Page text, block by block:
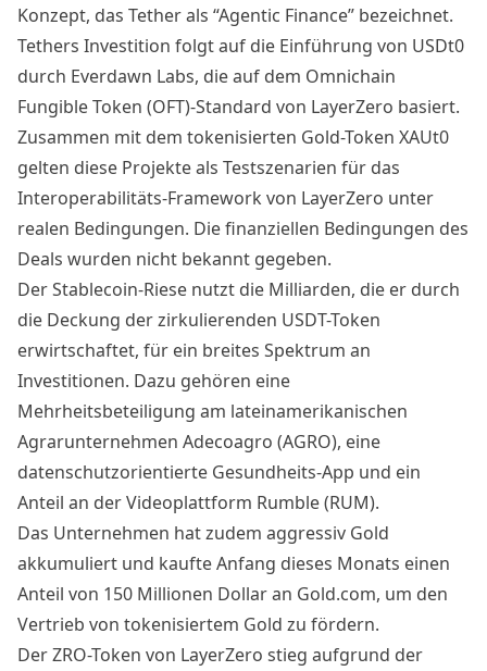
Konzept, das Tether als “Agentic Finance” bezeichnet.
Tethers Investition folgt auf die Einführung von USDt0
durch Everdawn Labs, die auf dem Omnichain
Fungible Token (OFT)-Standard von LayerZero basiert.
Zusammen mit dem tokenisierten Gold-Token XAUt0
gelten diese Projekte als Testszenarien für das
Interoperabilitäts-Framework von LayerZero unter
realen Bedingungen. Die finanziellen Bedingungen des
Deals wurden nicht bekannt gegeben.
Der Stablecoin-Riese nutzt die Milliarden, die er durch
die Deckung der zirkulierenden USDT-Token
erwirtschaftet, für ein breites Spektrum an
Investitionen. Dazu gehören eine
Mehrheitsbeteiligung am lateinamerikanischen
Agrarunternehmen Adecoagro (AGRO), eine
datenschutzorientierte Gesundheits-App und ein
Anteil an der Videoplattform Rumble (RUM).
Das Unternehmen hat zudem aggressiv Gold
akkumuliert und kaufte Anfang dieses Monats einen
Anteil von 150 Millionen Dollar an Gold.com, um den
Vertrieb von tokenisiertem Gold zu fördern.
Der ZRO-Token von LayerZero stieg aufgrund der